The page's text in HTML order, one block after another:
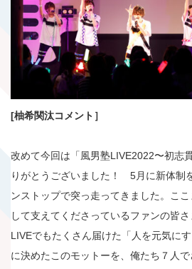
[柚希関汰コメント］
改めて今回は「風男塾LIVE2022〜初志
りがとうございました！ 5月に新体制
ンストップで突っ走ってきました。こ
して支えてくださっているファンの皆
LIVEでもたくさん届けた「人を元気に
に決めたこのモットーを、俺たち７人